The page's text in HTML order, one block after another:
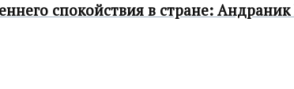
спокойствия в стране: